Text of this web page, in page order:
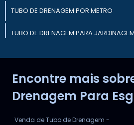
TUBO DE DRENAGEM POR METRO
TUBO DE DRENAGEM PARA JARDINAGEM
TUBO DE DRENAGEM EM PVC
Encontre mais
Drenagem Para
Venda de Tubo de Drenagem -